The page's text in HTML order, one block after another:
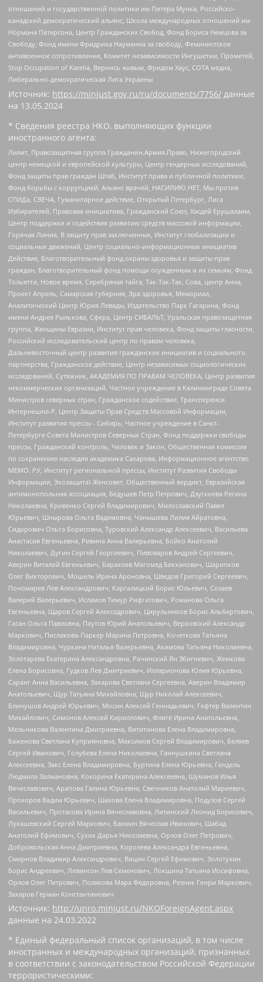
отношений и государственной политики им Питера Мунка, Российско-
канадский демократический альянс, Школа международных отношений им
Нормана Патерсона, Центр Гражданских Свобод, Фонд Бориса Немцова за
Свободу, Фонд имени Фридриха Науманна за свободу, Феминистское
антивоенное сопротивление, Комитет независимости Ингушетии, Прометей,
Stop Occupation of Karelia, Вернись живым, Фридом Хаус, СОТА медиа,
Либерально-демократическая Лига Украины
Источник: https://minjust.gov.ru/ru/documents/7756/ данные
на 13.05.2024
* Сведения реестра НКО, выполняющих функции
иностранного агента:
Лилит, Правозащитная группа Гражданин.Армия.Право, Нижегородский
центр немецкой и европейской культуры, Центр гендерных исследований,
Фонд защиты прав граждан Штаб, Институт права и публичной политики,
Фонд борьбы с коррупцией, Альянс врачей, НАСИЛИЮ.НЕТ, Мы против
СПИДа, СВЕЧА, Гуманитарное действие, Открытый Петербург, Лига
Избирателей, Правовая инициатива, Гражданский Союз, Хасдей Ерушалаим,
Центр поддержки и содействия развитию средств массовой информации,
Горячая Линия, В защиту прав заключенных, Институт глобализации и
социальных движений, Центр социально-информационных инициатив
Действие, Благотворительный фонд охраны здоровья и защиты прав
граждан, Благотворительный фонд помощи осужденным и их семьям, Фонд
Тольятти, Новое время, Серебряная тайга, Так-Так-Так, Сова, центр Анна,
Проект Апрель, Самарская губерния, Эра здоровья, Мемориал,
Аналитический Центр Юрия Левады, Издательство Парк Гагарина, Фонд
имени Андрея Рылькова, Сфера, Центр СИБАЛЬТ, Уральская правозащитная
группа, Женщины Евразии, Институт прав человека, Фонд защиты гласности,
Российский исследовательский центр по правам человека,
Дальневосточный центр развития гражданских инициатив и социального
партнерства, Гражданское действие, Центр независимых социологических
исследований, Сутяжник, АКАДЕМИЯ ПО ПРАВАМ ЧЕЛОВЕКА, Центр развития
некоммерческих организаций, Частное учреждение в Калининграде Совета
Министров северных стран, Гражданское содействие, Трансперенси
Интернешнл-Р, Центр Защиты Прав Средств Массовой Информации,
Институт развития прессы - Сибирь, Частное учреждение в Санкт-
Петербурге Совета Министров Северных Стран, Фонд поддержки свободы
прессы, Гражданский контроль, Человек и Закон, Общественная комиссия
по сохранению наследия академика Сахарова, Информационное агентство
МЕМО. РУ, Институт региональной прессы, Институт Развития Свободы
Информации, Экозащита!-Женсовет, Общественный вердикт, Евразийская
антимонопольная ассоциация, Бедушев Петр Петрович, Дзугкоева Регина
Николаевна, Кривенко Сергей Владимирович, Милославский Павел
Юрьевич, Шнырова Ольга Вадимовна, Чанышева Лилия Айратовна,
Сидорович Ольга Борисовна, Туровский Александр Алексеевич, Васильева
Анастасия Евгеньевна, Ривина Анна Валерьевна, Бойко Анатолий
Николаевич, Дугин Сергей Георгиевич, Пивоваров Андрей Сергеевич,
Аверин Виталий Евгеньевич, Барахоев Магомед Бекханович, Шарипков
Олег Викторович, Мошель Ирина Ароновна, Шведов Григорий Сергеевич,
Пономарев Лев Александрович, Каргалицкий Борис Юльевич, Созаев
Валерий Валерьевич, Исламов Тимур Рифгатович, Романова Ольга
Евгеньевна, Щаров Сергей Алексадрович, Цирульников Борис Альбертович,
Гасан Ольга Павловна, Паутов Юрий Анатольевич, Верховский Александр
Маркович, Пислакова-Паркер Марина Петровна, Кочеткова Татьяна
Владимировна, Чуркина Наталья Валерьевна, Акимова Татьяна Николаевна,
Золотарева Екатерина Александровна, Рачинский Ян Збигневич, Жемкова
Елена Борисовна, Гудков Лев Дмитриевич, Илларионова Юлия Юрьевна,
Саранг Анна Васильевна, Захарова Светлана Сергеевна, Аверин Владимир
Анатольевич, Щур Татьяна Михайловна, Щур Николай Алексеевич,
Блинушов Андрей Юрьевич, Мосин Алексей Геннадьевич, Гефтер Валентин
Михайлович, Симонов Алексей Кириллович, Флиге Ирина Анатольевна,
Мельникова Валентина Дмитриевна, Вититинова Елена Владимировна,
Баженова Светлана Куприяновна, Максимов Сергей Владимирович, Беляев
Сергей Иванович, Голубева Елена Николаевна, Ганнушкина Светлана
Алексеевна, Закс Елена Владимировна, Буртина Елена Юрьевна, Гендель
Людмила Залмановна, Кокорина Екатерина Алексеевна, Шуманов Илья
Вячеславович, Арапова Галина Юрьевна, Свечников Анатолий Мариевич,
Прохоров Вадим Юрьевич, Шахова Елена Владимировна, Подузов Сергей
Васильевич, Протасова Ирина Вячеславовна, Литинский Леонид Борисович,
Лукашевский Сергей Маркович, Бахмин Вячеслав Иванович, Шабад
Анатолий Ефимович, Сухих Дарья Николаевна, Орлов Олег Петрович,
Добровольская Анна Дмитриевна, Королева Александра Евгеньевна,
Смирнов Владимир Александрович, Вицин Сергей Ефимович, Золотухин
Борис Андреевич, Левинсон Лев Семенович, Локшина Татьяна Иосифовна,
Орлов Олег Петрович, Полякова Мара Федоровна, Резник Генри Маркович,
Захаров Герман Константинович
Источник: http://unro.minjust.ru/NKOForeignAgent.aspx
данные на 24.03.2022
* Единый федеральный список организаций, в том числе
иностранных и международных организаций, признанных
в соответствии с законодательством Российской Федерации
террористическими: